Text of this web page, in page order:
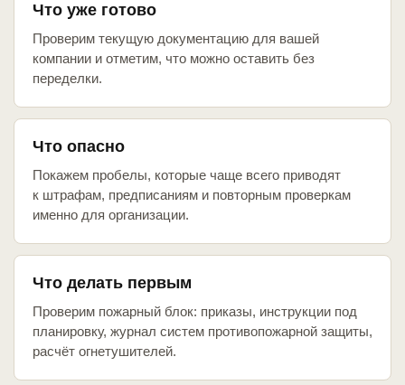
Что уже готово
Проверим текущую документацию для вашей
компании и отметим, что можно оставить без
переделки.
Что опасно
Покажем пробелы, которые чаще всего приводят
к штрафам, предписаниям и повторным проверкам
именно для организации.
Что делать первым
Проверим пожарный блок: приказы, инструкции под
планировку, журнал систем противопожарной защиты,
расчёт огнетушителей.